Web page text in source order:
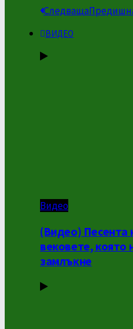
Следваща
ВИДЕО
Видео
(Видео) Песента
вековете, която
замлъкне